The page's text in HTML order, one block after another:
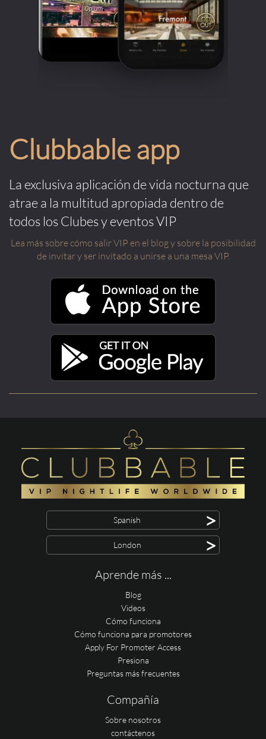
Clubbable app
La exclusiva aplicación de vida nocturna que
atrae a la multitud apropiada dentro de
todos los Clubes y eventos VIP
Lea más sobre cómo salir VIP en el blog y sobre la posibilidad
de invitar y ser invitado a unirse a una mesa VIP.
Spanish >
London >
Aprende más ...
Blog
Videos
Cómo funciona
Cómo funciona para promotores
Apply For Promoter Access
Presiona
Preguntas más frecuentes
Compañía
Sobre nosotros
contáctenos